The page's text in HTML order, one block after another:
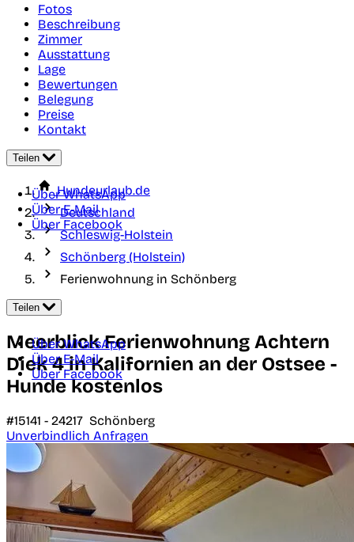
Fotos
Beschreibung
Zimmer
Ausstattung
Lage
Bewertungen
Belegung
Preise
Kontakt
Teilen
Über WhatsApp
Über E-Mail
Über Facebook
Hundeurlaub.de
Deutschland
Schleswig-Holstein
Schönberg (Holstein)
Ferienwohnung in Schönberg
Teilen
Über WhatsApp
Über E-Mail
Über Facebook
Meerblick Ferienwohnung Achtern
Diek 4 in Kalifornien an der Ostsee -
Hunde kostenlos
#15141 - 24217 Schönberg
Unverbindlich Anfragen